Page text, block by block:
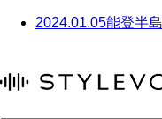
2024.01.05能登半